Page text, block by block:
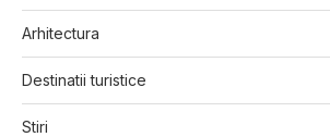
Arhitectura
Destinatii turistice
Stiri